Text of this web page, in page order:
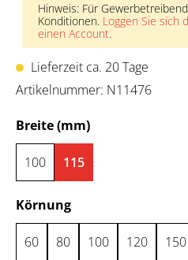
Hinweis: Für
Konditionen. Loggen Sie sich
einen Account.
Lieferzeit ca. 20 Tage
Artikelnummer: N11476
Breite (mm)auswählen
100 115
Körnungauswählen
60 80 100 120 150